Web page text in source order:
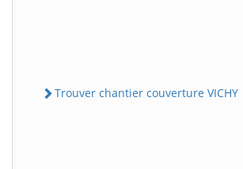
Trouver chantier couverture VICHY